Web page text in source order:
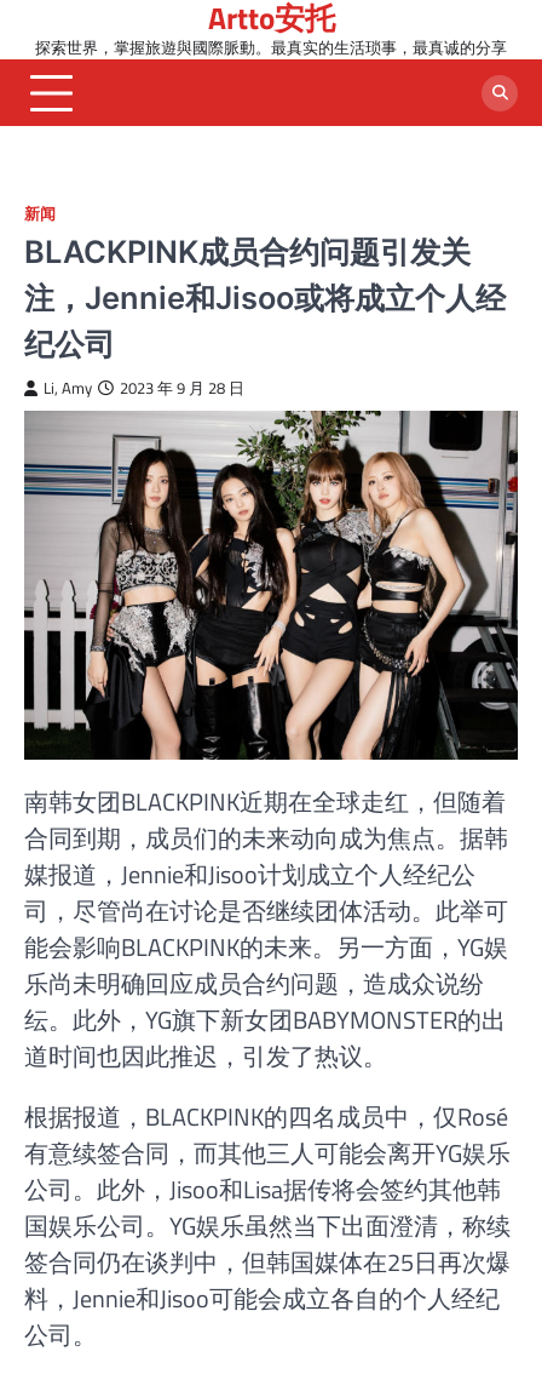
content
Artto安托
探索世界，掌握旅遊與國際脈動。最真实的生活琐事，最真诚的分享
新闻
BLACKPINK成员合约问题引发关
注，Jennie和Jisoo或将成立个人经
纪公司
Li, Amy 2023 年 9 月 28 日
南韩女团BLACKPINK近期在全球走红，但随着
合同到期，成员们的未来动向成为焦点。据韩
媒报道，Jennie和Jisoo计划成立个人经纪公
司，尽管尚在讨论是否继续团体活动。此举可
能会影响BLACKPINK的未来。另一方面，YG娱
乐尚未明确回应成员合约问题，造成众说纷
纭。此外，YG旗下新女团BABYMONSTER的出
道时间也因此推迟，引发了热议。
根据报道，BLACKPINK的四名成员中，仅Rosé
有意续签合同，而其他三人可能会离开YG娱乐
公司。此外，Jisoo和Lisa据传将会签约其他韩
国娱乐公司。YG娱乐虽然当下出面澄清，称续
签合同仍在谈判中，但韩国媒体在25日再次爆
料，Jennie和Jisoo可能会成立各自的个人经纪
公司。